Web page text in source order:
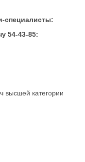
специалисты:
54-43-85:
высшей категории